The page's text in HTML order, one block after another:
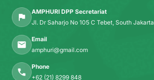
AMPHURI DPP Secretariat
Jl. Dr Saharjo No 105 C Tebet, South Jakarta
Email
amphuri@gmail.com
Phone
+62 (21) 8299 848